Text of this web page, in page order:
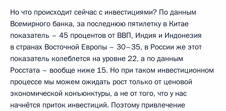
Но что происходит сейчас с инвестициями? По данным
Всемирного банка, за последнюю пятилетку в Китае
показатель – 45 процентов от ВВП, Индия и Индонезия
в странах Восточной Европы – 30–35, в России же этот
показатель колеблется на уровне 22, а по данным
Росстата – вообще ниже 15. Но при таком инвестиционном
процессе мы можем ожидать рост только от ценовой
экономической конъюнктуры, а не от того, что у нас
начнётся приток инвестиций. Поэтому привлечение